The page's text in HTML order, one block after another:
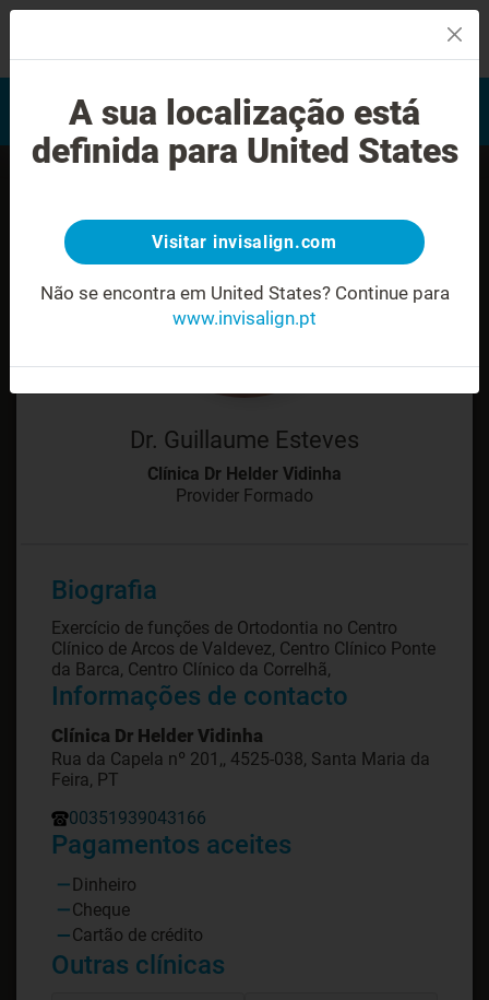
Avaliação do sorriso
Encontrar um Invisalign
provider
Dr. Guillaume Esteves
Clínica Dr Helder Vidinha
Provider Formado
Biografia
Exercício de funções de Ortodontia no Centro
Clínico de Arcos de Valdevez, Centro Clínico Ponte
da Barca, Centro Clínico da Correlhã,
Informações de contacto
Clínica Dr Helder Vidinha
Rua da Capela nº 201,, 4525-038, Santa Maria da
Feira, PT
00351939043166
Pagamentos aceites
Dinheiro
Cheque
Cartão de crédito
Outras clínicas
A sua localização está
definida para United States
Visitar invisalign.com
Não se encontra em United States? Continue para
www.invisalign.pt